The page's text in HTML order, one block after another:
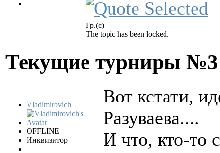
Гр.(с)
The topic has been locked.
Текущие турниры
Vladimirovich
OFFLINE
Инквизитор
Вот кстати,
Разуваева....
И что, кто-то